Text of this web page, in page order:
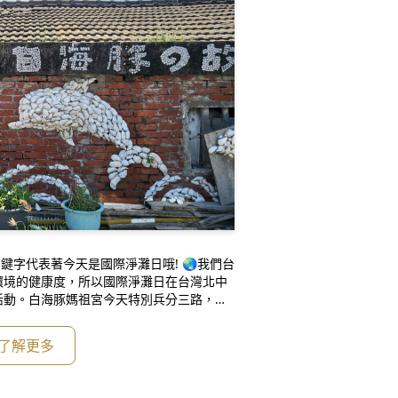
字代表著今天是國際淨灘日哦! 🌏我們台
的健康度，所以國際淨灘日在台灣北中
。白海豚媽祖宮今天特別兵分三路，派
行秘書丁2去到雲林三條崙🌊和我們的
解更多